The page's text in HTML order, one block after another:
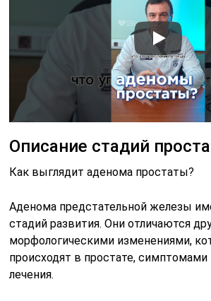
Описание стадий
Как выглядит аденома простаты?
Аденома предстательной железы
стадий развития. Они отличаются
морфологическими изменениями,
происходят в простате,
лечения.